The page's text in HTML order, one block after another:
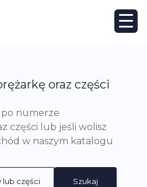
oraz części
po numerze
części lub jeśli wolisz
w naszym katalogu
Szukaj